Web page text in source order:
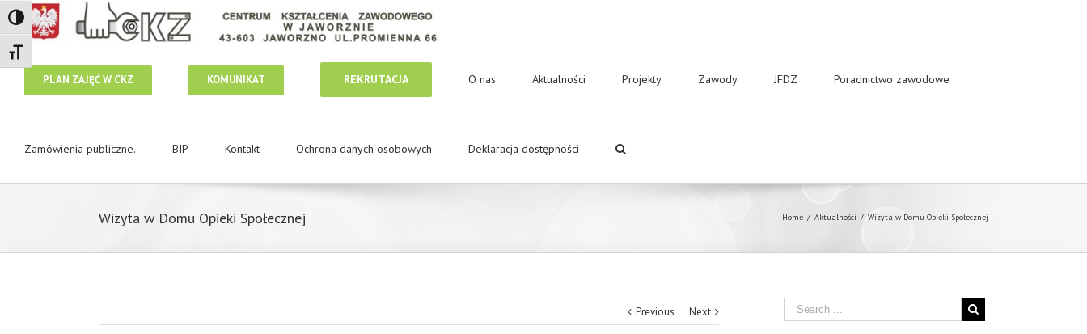
Toggle High Contrast
Toggle Font size
PLAN ZAJĘĆ W CKZ KOMUNIKAT REKRUTACJA O nas Aktualności Projekty Zawody JFDZ Poradnictwo zawodowe
Zamówienia publiczne. BIP Kontakt Ochrona danych osobowych Deklaracja dostępności
Wizyta w Domu Opieki Społecznej Home / Aktualności / Wizyta w Domu Opieki Społecznej
Previous Next
Search